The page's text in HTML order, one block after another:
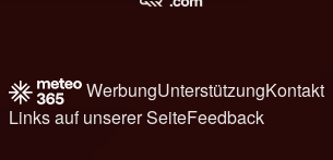
WerbungUnterstützungKontakt
Links auf unserer SeiteFeedback